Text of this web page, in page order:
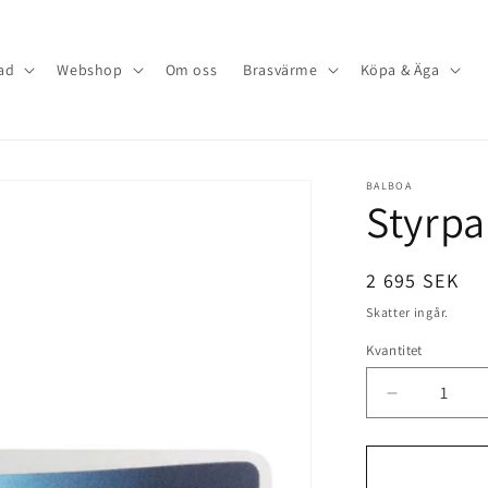
Webshop Om oss Brasvärme Köpa & Äga
BALBOA
Ordinarie
pris
2 695 SEK
Skatter ingår.
Kvantitet
Minska
kvantitet
för